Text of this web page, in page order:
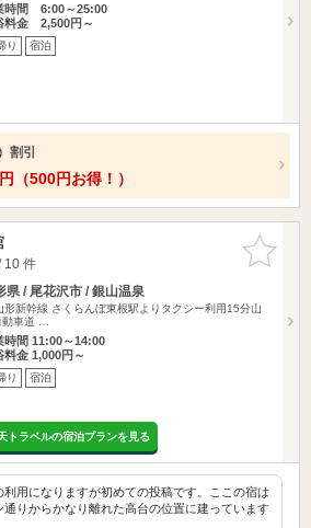
時間 6:00～25:00
料金 2,500円～
り 宿泊
割引
（500円お得！）
お気に入
りに追加
件
県 / 尾花沢市 / 銀山温泉
形新幹線 さくらんぼ東根駅よりタクシー利用15分山
動車道 …
時間 11:00～14:00
料金 1,000円～
り 宿泊
トラベルの宿泊プランを見る
利用になりますが初めての投稿です。ここの宿は
通りからかなり離れた高台の位置に建っています